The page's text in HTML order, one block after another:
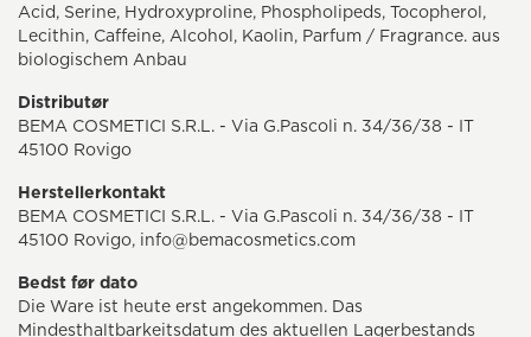
Acid, Serine, Hydroxyproline, Phospholipeds, Tocopherol,
Lecithin, Caffeine, Alcohol, Kaolin, Parfum / Fragrance. aus
biologischem Anbau
Distributør
BEMA COSMETICI S.R.L. - Via G.Pascoli n. 34/36/38 - IT
45100 Rovigo
Herstellerkontakt
BEMA COSMETICI S.R.L. - Via G.Pascoli n. 34/36/38 - IT
45100 Rovigo, info@bemacosmetics.com
Bedst før dato
Die Ware ist heute erst angekommen. Das
Mindesthaltbarkeitsdatum des aktuellen Lagerbestands